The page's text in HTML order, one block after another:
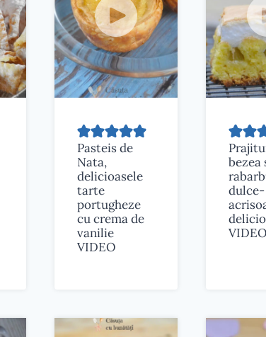
Pasteis de
Nata,
delicioasele
tarte
portugheze
cu crema de
vanilie
VIDEO
bezea
dulce-
VIDEO